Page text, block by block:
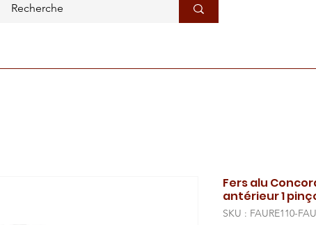
Fers alu
antérieur 1
SKU : FAURE110-